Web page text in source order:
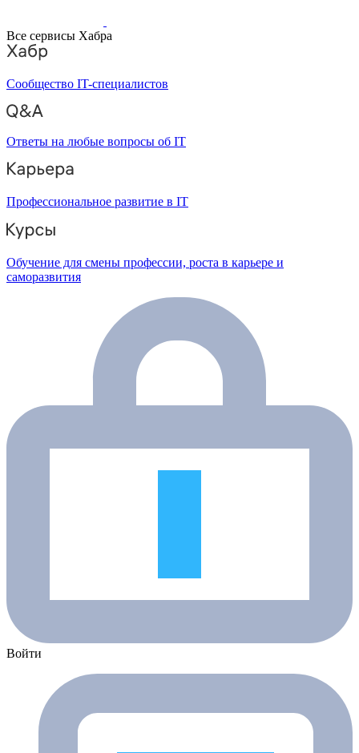
Все сервисы Хабра
Сообщество IT-специалистов
Ответы на любые вопросы об IT
Профессиональное развитие в IT
Обучение для смены профессии, роста в карьере и
саморазвития
Войти